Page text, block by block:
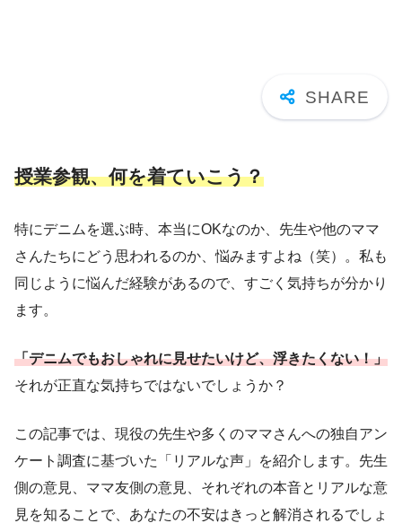
授業参観、何を着ていこう？
特にデニムを選ぶ時、本当にOKなのか、先生や他のママ
さんたちにどう思われるのか、悩みますよね（笑）。私も
同じように悩んだ経験があるので、すごく気持ちが分かり
ます。
「デニムでもおしゃれに見せたいけど、浮きたくない！」
それが正直な気持ちではないでしょうか？
この記事では、現役の先生や多くのママさんへの独自アン
ケート調査に基づいた「リアルな声」を紹介します。先生
側の意見、ママ友側の意見、それぞれの本音とリアルな意
見を知ることで、あなたの不安はきっと解消されるでしょ